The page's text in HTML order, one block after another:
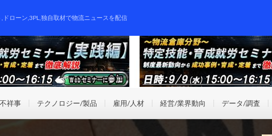
ドローン,3PL,独自取材で物流ニュースを配信
祥事 テクノロジー/製品 雇用/人材 経営/業界動向 データ/調査